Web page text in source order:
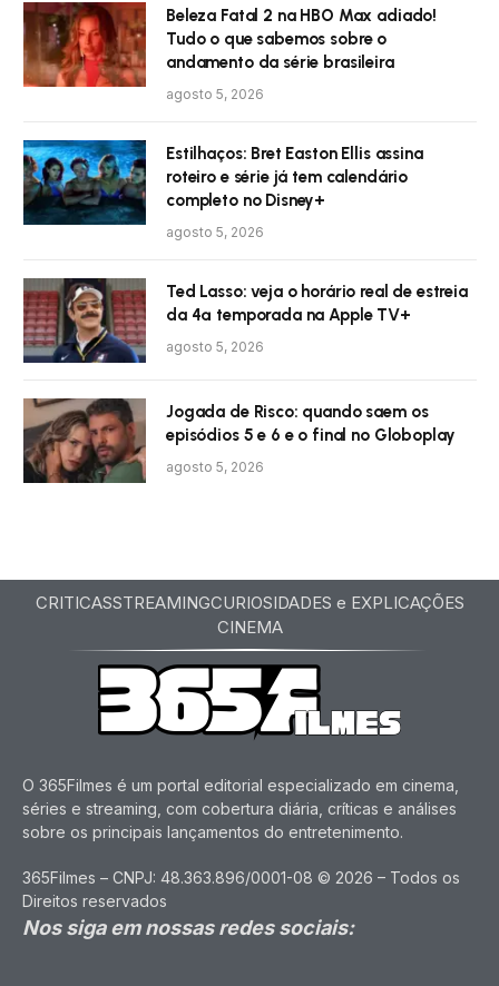
Beleza Fatal 2 na HBO Max adiado!
Tudo o que sabemos sobre o
andamento da série brasileira
agosto 5, 2026
Estilhaços: Bret Easton Ellis assina
roteiro e série já tem calendário
completo no Disney+
agosto 5, 2026
Ted Lasso: veja o horário real de estreia
da 4ª temporada na Apple TV+
agosto 5, 2026
Jogada de Risco: quando saem os
episódios 5 e 6 e o final no Globoplay
agosto 5, 2026
CRITICASSTREAMINGCURIOSIDADES e EXPLICAÇÕES
CINEMA
O 365Filmes é um portal editorial especializado em cinema,
séries e streaming, com cobertura diária, críticas e análises
sobre os principais lançamentos do entretenimento.
365Filmes – CNPJ: 48.363.896/0001-08 © 2026 – Todos os
Direitos reservados
Nos siga em nossas redes sociais: